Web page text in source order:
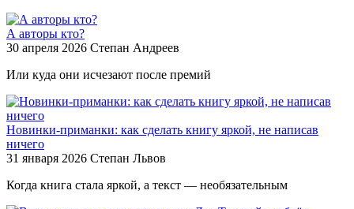
А авторы кто?
30 апреля 2026 Степан Андреев
Или куда они исчезают после премий
Новинки-приманки: как сделать книгу яркой, не написав
ничего
31 января 2026 Степан Львов
Когда книга стала яркой, а текст — необязательным